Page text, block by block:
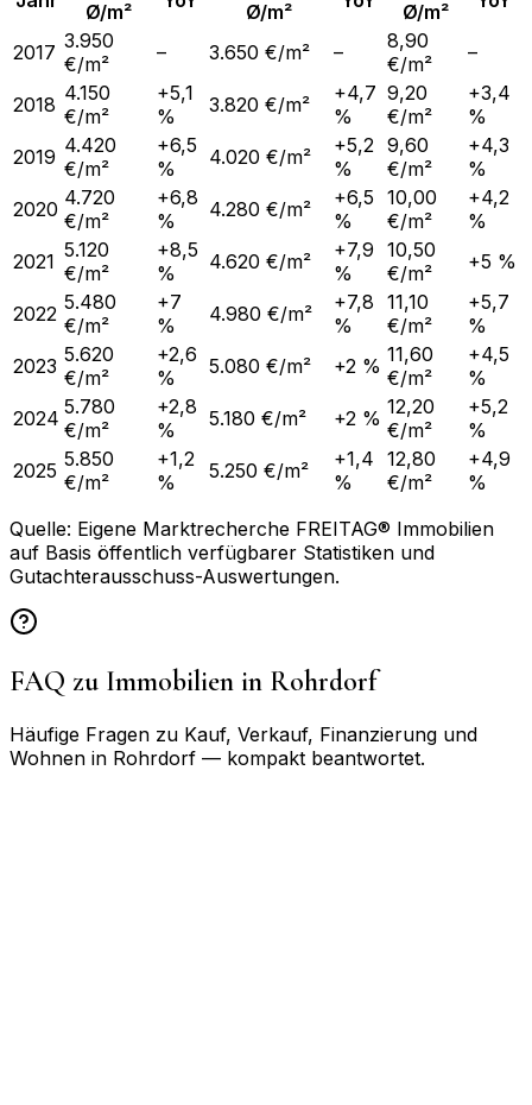
Ø/m²
Ø/m²
Ø/m²
2017 3.950
€/m²
– 3.650 €/m² –
8,90
€/m²
–
2018 4.150
€/m²
+5,1
%
3.820 €/m²
+4,7
%
9,20
€/m²
+3,4
%
2019 4.420
€/m²
+6,5
%
4.020 €/m²
+5,2
%
9,60
€/m²
+4,3
%
2020 4.720
€/m²
+6,8
%
4.280 €/m²
+6,5
%
10,00
€/m²
+4,2
%
2021 5.120
€/m²
+8,5
%
4.620 €/m²
+7,9
%
10,50
€/m²
+5 %
2022 5.480
€/m²
+7
%
4.980 €/m²
+7,8
%
11,10
€/m²
+5,7
%
2023 5.620
€/m²
+2,6
%
5.080 €/m² +2 % 11,60
€/m²
+4,5
%
2024 5.780
€/m²
+2,8
%
5.180 €/m² +2 % 12,20
€/m²
+5,2
%
2025 5.850
€/m²
+1,2
%
5.250 €/m²
+1,4
%
12,80
€/m²
+4,9
%
Quelle: Eigene Marktrecherche FREITAG® Immobilien
auf Basis öffentlich verfügbarer Statistiken und
Gutachterausschuss-Auswertungen.
FAQ zu Immobilien in Rohrdorf
Häufige Fragen zu Kauf, Verkauf, Finanzierung und
Wohnen in Rohrdorf — kompakt beantwortet.